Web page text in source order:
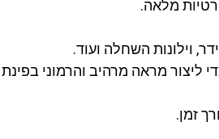
מלאה.
וילונות השחלה ועוד.
ליצור מראה מרהיב והרמוני בפינת
זמן.